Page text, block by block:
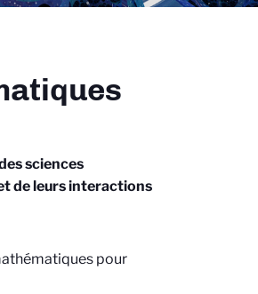
sciences
de leurs interactions
pour